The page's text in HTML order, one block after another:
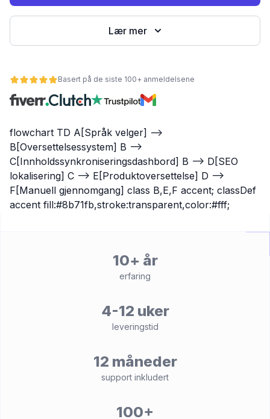
Lær mer
Basert på de siste 100+ anmeldelsene
flowchart TD A[Språk velger] -->
B[Oversettelsessystem] B -->
C[Innholdssynkroniseringsdashbord] B --> D[SEO
lokalisering] C --> E[Produktoversettelse] D -->
F[Manuell gjennomgang] class B,E,F accent; classDef
accent fill:#8b71fb,stroke:transparent,color:#fff;
10+ år
erfaring
4-12 uker
leveringstid
12 måneder
support inkludert
100+